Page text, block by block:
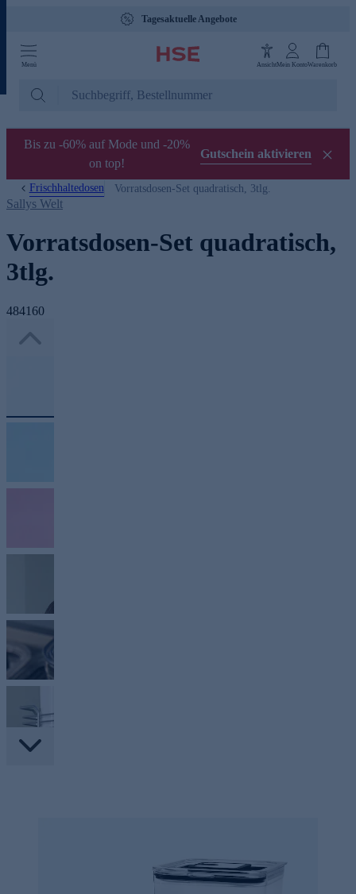
Tagesaktuelle Angebote
Menü AnsichtMein KontoWarenkorb
Bis zu -60% auf Mode und -20%
on top!
Gutschein aktivieren
Frischhaltedosen Vorratsdosen-Set quadratisch, 3tlg.
Sallys Welt
Vorratsdosen-Set quadratisch,
3tlg.
484160